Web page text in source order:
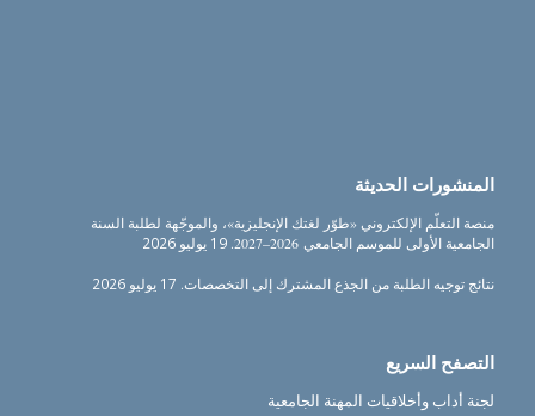
المنشورات الحديثة
منصة التعلّم الإلكتروني «طوّر لغتك الإنجليزية»، والموجّهة لطلبة السنة
الجامعية الأولى للموسم الجامعي 2026–2027.
19 يوليو 2026
نتائج توجيه الطلبة من الجذع المشترك إلى التخصصات. 17 يوليو 2026
التصفح السريع
لجنة أداب وأخلاقيات المهنة الجامعية